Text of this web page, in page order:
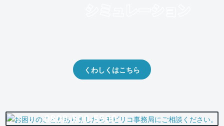
くわしくはこちら
0800-500-5500